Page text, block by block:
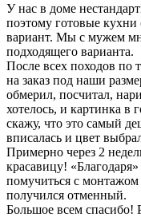
У нас в доме
поэтому готовые
вариант. Мы с мужем
подходящего варианта.
После всех походов по
на заказ под наши
обмерил, посчитал,
хотелось, и картинка в
скажу, что это самый
вписалась и цвет
Примерно через 2
красавицу!
помучиться с монтажом
получился отменный.
Большое всем спасибо!